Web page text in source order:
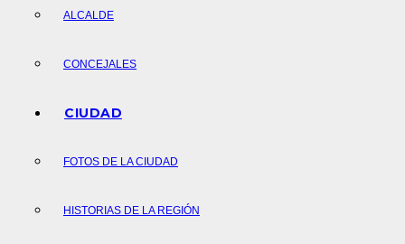
ALCALDE
CONCEJALES
CIUDAD
FOTOS DE LA CIUDAD
HISTORIAS DE LA REGIÓN